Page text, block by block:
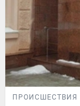
ПРОИСШЕСТВИЯ